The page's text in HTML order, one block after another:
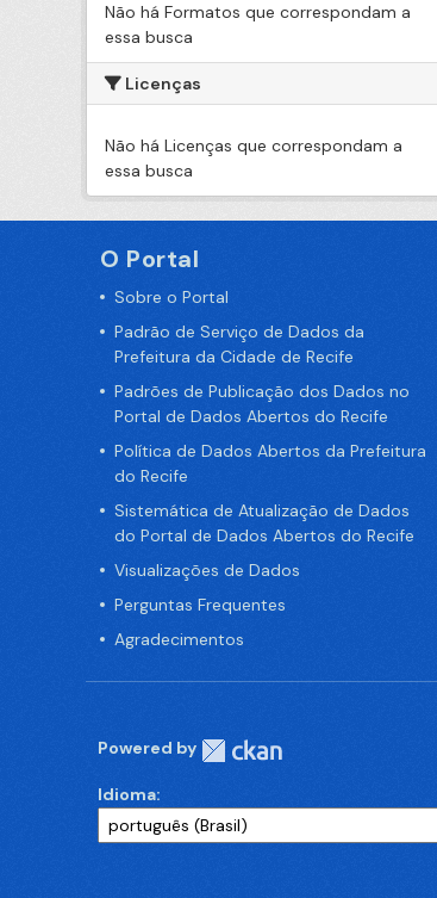
Não há Formatos que correspondam a
essa busca
Licenças
Não há Licenças que correspondam a
essa busca
O Portal
Sobre o Portal
Padrão de Serviço de Dados da
Prefeitura da Cidade de Recife
Padrões de Publicação dos Dados no
Portal de Dados Abertos do Recife
Política de Dados Abertos da Prefeitura
do Recife
Sistemática de Atualização de Dados
do Portal de Dados Abertos do Recife
Visualizações de Dados
Perguntas Frequentes
Agradecimentos
Powered by
Idioma